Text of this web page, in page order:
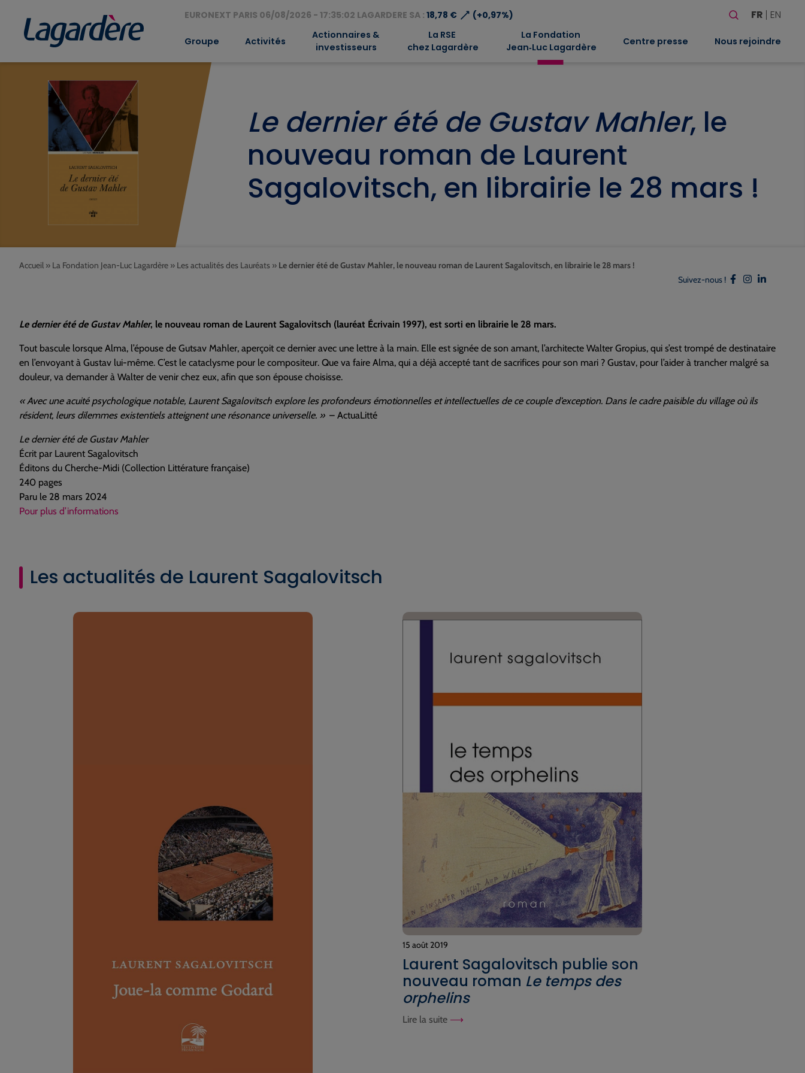
EURONEXT PARIS 06/08/2026 - 17:35:02 LAGARDERE SA : 18,78 €⟶ (+0,97%)
Rechercher
FR EN
Groupe Activités
Actionnaires &
investisseurs
La RSE
chez Lagardère
La Fondation
Jean‑Luc Lagardère
Centre presse Nous rejoindre
Le dernier été de Gustav Mahler, le
nouveau roman de Laurent
Sagalovitsch, en librairie le 28 mars !
Accueil » La Fondation Jean-Luc Lagardère » Les actualités des Lauréats » Le dernier été de Gustav Mahler, le nouveau roman de Laurent Sagalovitsch, en librairie le 28 mars !
Suivez-nous !
Le dernier été de Gustav Mahler, le nouveau roman de Laurent Sagalovitsch (lauréat Écrivain 1997), est sorti en librairie le 28 mars.
Tout bascule lorsque Alma, l’épouse de Gutsav Mahler, aperçoit ce dernier avec une lettre à la main. Elle est signée de son amant, l’architecte Walter Gropius, qui s’est trompé de destinataire
en l’envoyant à Gustav lui-même. C’est le cataclysme pour le compositeur. Que va faire Alma, qui a déjà accepté tant de sacrifices pour son mari ? Gustav, pour l’aider à trancher malgré sa
douleur, va demander à Walter de venir chez eux, afin que son épouse choisisse.
« Avec une acuité psychologique notable, Laurent Sagalovitsch explore les profondeurs émotionnelles et intellectuelles de ce couple d’exception. Dans le cadre paisible du village où ils
résident, leurs dilemmes existentiels atteignent une résonance universelle. »– ActuaLitté
Le dernier été de Gustav Mahler
Écrit par Laurent Sagalovitsch
Éditons du Cherche-Midi (Collection Littérature française)
240 pages
Paru le 28 mars 2024
Pour plus d’informations
Les actualités de Laurent Sagalovitsch
15 août 2019
Laurent Sagalovitsch publie son
nouveau roman Le temps des
orphelins
Lire la suite